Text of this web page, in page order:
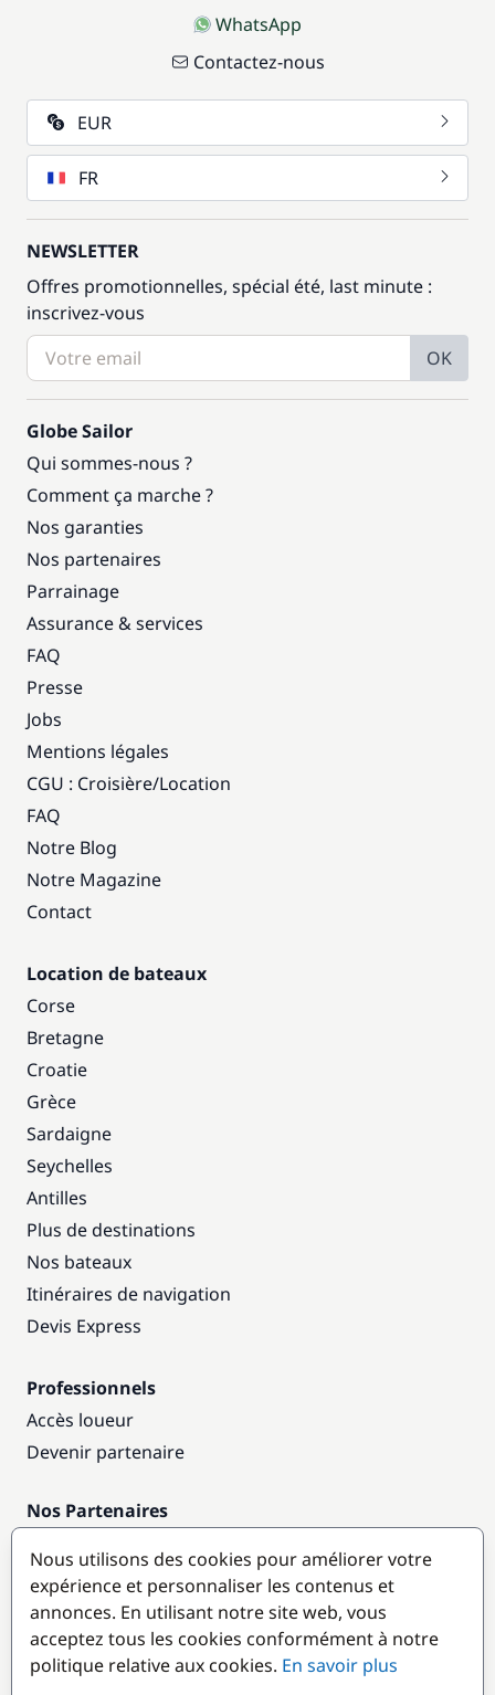
WhatsApp
Contactez-nous
EUR
FR
NEWSLETTER
Offres promotionnelles, spécial été, last minute :
inscrivez-vous
OK
Globe Sailor
Qui sommes-nous ?
Comment ça marche ?
Nos garanties
Nos partenaires
Parrainage
Assurance & services
FAQ
Presse
Jobs
Mentions légales
CGU : Croisière/Location
FAQ
Notre Blog
Notre Magazine
Contact
Location de bateaux
Corse
Bretagne
Croatie
Grèce
Sardaigne
Seychelles
Antilles
Plus de destinations
Nos bateaux
Itinéraires de navigation
Devis Express
Professionnels
Accès loueur
Devenir partenaire
Nos Partenaires
Destinations populaires
Nous utilisons des cookies pour améliorer votre
expérience et personnaliser les contenus et
annonces. En utilisant notre site web, vous
acceptez tous les cookies conformément à notre
politique relative aux cookies. En savoir plus